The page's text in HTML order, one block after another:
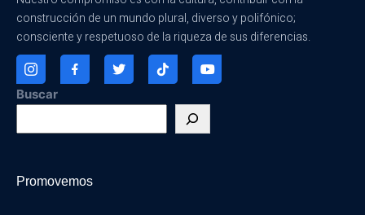
construcción de un mundo plural, diverso y polifónico;
consciente y respetuoso de la riqueza de sus diferencias.
Buscar
Promovemos